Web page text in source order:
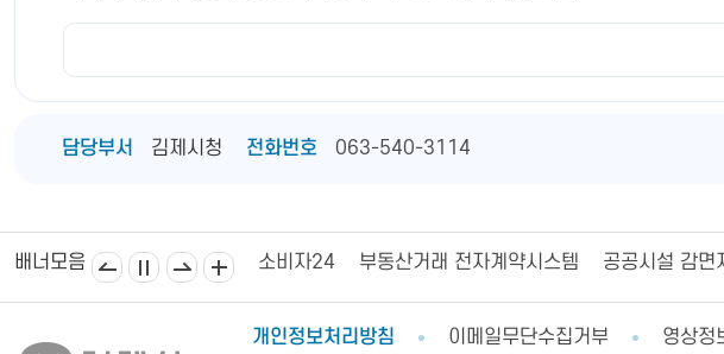
담당부서 김제시청 전화번호 063-540-3114
배너모음
제상공회의소 김제시의회 소비자24 부동산거래 전자계약시스템 공공시설 감면
개인정보처리방침 이메일무단수집거부 영상정